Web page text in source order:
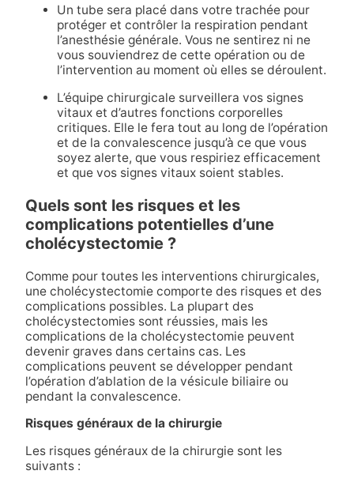
Un tube sera placé dans votre trachée pour
protéger et contrôler la respiration pendant
l’anesthésie générale. Vous ne sentirez ni ne
vous souviendrez de cette opération ou de
l’intervention au moment où elles se déroulent.
L’équipe chirurgicale surveillera vos signes
vitaux et d’autres fonctions corporelles
critiques. Elle le fera tout au long de l’opération
et de la convalescence jusqu’à ce que vous
soyez alerte, que vous respiriez efficacement
et que vos signes vitaux soient stables.
Quels sont les risques et les
complications potentielles d’une
cholécystectomie ?
Comme pour toutes les interventions chirurgicales,
une cholécystectomie comporte des risques et des
complications possibles. La plupart des
cholécystectomies sont réussies, mais les
complications de la cholécystectomie peuvent
devenir graves dans certains cas. Les
complications peuvent se développer pendant
l’opération d’ablation de la vésicule biliaire ou
pendant la convalescence.
Risques généraux de la chirurgie
Les risques généraux de la chirurgie sont les
suivants :